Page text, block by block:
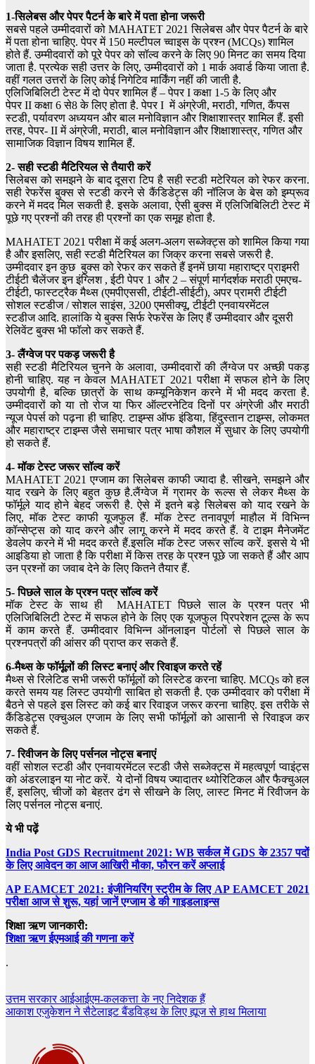
1-सिलेबस और पेपर पैटर्न के बारे में पता होना जरूरी
सबसे पहले उम्मीदवारों को MAHATET 2021 सिलेबस और पेपर पैटर्न के बारे
में पता होना चाहिए. पेपर में 150 मल्टीपल च्वाइस के प्रश्न (MCQs) शामिल
होते हैं. उम्मीदवारों को पूरे पेपर को सॉल्व करने के लिए 90 मिनट का समय दिया
जाता है. प्रत्येक सही उत्तर के लिए, उम्मीदवारों को 1 मार्क अवार्ड किया जाता है.
वहीं गलत उत्तरों के लिए कोई निगेटिव मार्किंग नहीं की जाती है.
एलिजिबिलिटी टेस्ट में दो पेपर शामिल हैं – पेपर I कक्षा 1-5 के लिए और
पेपर II कक्षा 6 से8 के लिए होता है. पेपर I में अंग्रेजी, मराठी, गणित, कैंपस
स्टडी, पर्यावरण अध्ययन और बाल मनोविज्ञान और शिक्षाशास्त्र शामिल हैं. इसी
तरह, पेपर- II में अंग्रेजी, मराठी, बाल मनोविज्ञान और शिक्षाशास्त्र, गणित और
सामाजिक विज्ञान विषय शामिल हैं.
2- सही स्टडी मैटिरियल से तैयारी करें
सिलेबस को समझने के बाद दूसरा टिप है सही स्टडी मटेरियल को रेफर करना.
सही रेफरेंस बुक्स से स्टडी करने से कैंडिडेट्स की नॉलिज के बेस को इम्प्रूव
करने में मदद मिल सकती है. इसके अलावा, ऐसी बुक्स में एलिजिबिलिटी टेस्ट में
पूछे गए प्रश्नों की तरह ही प्रश्नों का एक समूह होता है.
MAHATET 2021 परीक्षा में कई अलग-अलग सब्जेक्ट्स को शामिल किया गया
है और इसलिए, सही स्टडी मैटिरियल का जिक्र करना सबसे जरूरी है.
उम्मीदवार इन कुछ बुक्स को रेफर कर सकते हैं इनमें छाया महाराष्ट्र प्राइमरी
टीईटी चैलेंजर इन इंग्लिश , ईटी पेपर 1 और 2 – संपूर्ण मार्गदर्शक मराठी एमएच-
टीईटी, फास्टट्रैक मैथ्स (एमपीएससी, टीईटी-सीईटी), अपर प्रामरी टीईटी
सोशल स्टडीज / सोशल साइंस, 3200 एमसीक्यू, टीईटी एनवायरमेंटल
स्टडीज आदि. हालांकि ये बुक्स सिर्फ रेफरेंस के लिए हैं उम्मीदवार और दूसरी
रेलिवेंट बुक्स भी फॉलो कर सकते हैं.
3- लैंग्वेज पर पकड़ जरूरी है
सही स्टडी मैटिरियल चुनने के अलावा, उम्मीदवारों की लैंग्वेज पर अच्छी पकड़
होनी चाहिए. यह न केवल MAHATET 2021 परीक्षा में सफल होने के लिए
उपयोगी है, बल्कि छात्रों के साथ कम्यूनिकेशन करने में भी मदद करता है.
उम्मीदवारों को या तो रोज या फिर ऑल्टरनेटिव दिनों पर अंग्रेजी और मराठी
न्यूज पेपर्स को पढ़ना ही चाहिए. टाइम्स ऑफ इंडिया, हिंदुस्तान टाइम्स, लोकमत
और महाराष्ट्र टाइम्स जैसे समाचार पत्र भाषा कौशल में सुधार के लिए उपयोगी
हो सकते हैं.
4- मॉक टेस्ट जरूर सॉल्व करें
MAHATET 2021 एग्जाम का सिलेबस काफी ज्यादा है. सीखने, समझने और
याद रखने के लिए बहुत कुछ है.लैंग्वेज में ग्रामर के रूल्स से लेकर मैथ्स के
फॉर्मूले याद होने बेहद जरूरी है. ऐसे में इतने बड़े सिलेबस को याद रखने के
लिए, मॉक टेस्ट काफी यूजफुल हैं. मॉक टेस्ट तनावपूर्ण माहौल में विभिन्न
कॉन्सेप्ट्स को याद करने और लागू करने में मदद करते हैं. वे टाइम मैनेजमेंट
डेवलेप करने में भी मदद करते हैं.इसलि मॉक टेस्ट जरूर सॉल्व करें. इससे ये भी
आइडिया हो जाता है कि परीक्षा में किस तरह के प्रश्न पूछे जा सकते हैं और आप
उन प्रश्नों का जवाब देने के लिए कितने तैयार हैं.
5- पिछले साल के प्रश्न पत्र सॉल्व करें
मॉक टेस्ट के साथ ही MAHATET पिछले साल के प्रश्न पत्र भी
एलिजिबिलिटी टेस्ट में सफल होने के लिए एक यूजफुल प्रिपरेशन टूल्स के रूप
में काम करते हैं. उम्मीदवार विभिन्न ऑनलाइन पोर्टलों से पिछले साल के
प्रश्नपत्रों की आंसर की प्राप्त कर सकते हैं.
6-मैथ्स के फॉर्मूलों की लिस्ट बनाएं और रिवाइज करते रहें
मैथ्स से रिलेटिड सभी जरूरी फॉर्मूलों को लिस्टेड करना चाहिए. MCQs को हल
करते समय यह लिस्ट उपयोगी साबित हो सकती है. एक उम्मीदवार को परीक्षा में
बैठने से पहले इस लिस्ट को कई बार रिवाइज जरूर करना चाहिए. इस तरीके से
कैंडिडेट्स एक्चुअल एग्जाम के लिए सभी फॉर्मूलों को आसानी से रिवाइज कर
सकते हैं.
7- रिवीजन के लिए पर्सनल नोट्स बनाएं
वहीं सोशल स्टडी और एनवायरमेंटल स्टडी जैसे सब्जेक्ट्स में महत्वपूर्ण प्वाइंट्स
को अंडरलाइन या नोट करें. ये दोनों विषय ज्यादातर थ्योरिटिकल और फैक्चुअल
हैं, इसलिए, चीजों को बेहतर ढंग से सीखने के लिए, लास्ट मिनट में रिवीजन के
लिए पर्सनल नोट्स बनाएं.
ये भी पढ़ें
India Post GDS Recruitment 2021: WB सर्कल में GDS के 2357 पदों
के लिए आवेदन का आज आखिरी मौका, फौरन करें अप्लाई
AP EAMCET 2021: इंजीनियरिंग स्ट्रीम के लिए AP EAMCET 2021
परीक्षा आज से शुरू, यहां जानें एग्जाम डे की गाइडलाइन्स
शिक्षा ऋण जानकारी:
शिक्षा ऋण ईएमआई की गणना करें
.
Post
navigation
उत्तम सरकार आईआईएम-कलकत्ता के नए निदेशक हैं
आकाश एजुकेशन ने सैटेलाइट बैंडविड्थ के लिए ह्यूज से हाथ मिलाया